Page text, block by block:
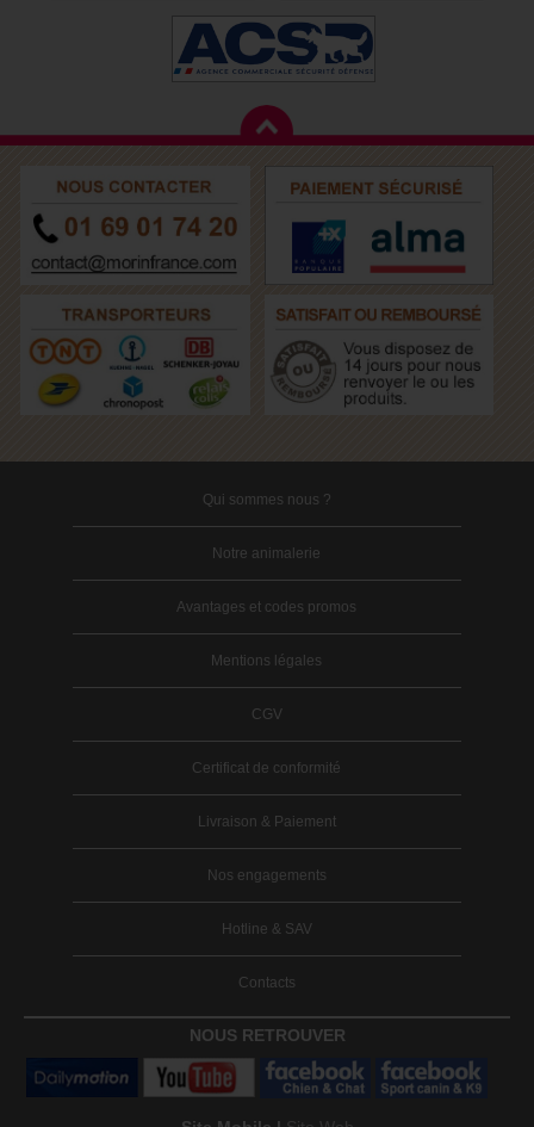
Qui sommes nous ?
Notre animalerie
Avantages et codes promos
Mentions légales
CGV
Certificat de conformité
Livraison & Paiement
Nos engagements
Hotline & SAV
Contacts
NOUS RETROUVER